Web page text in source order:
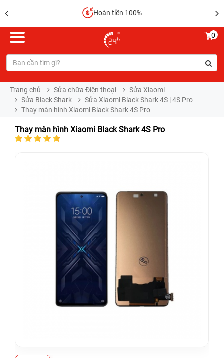
Hoàn tiền 100%
0
Trang chủ Sửa chữa Điện thoại
Sửa Xiaomi
Sửa Black Shark
Sửa Xiaomi Black Shark 4S | 4S Pro
Thay màn hình Xiaomi Black Shark 4S Pro
Thay màn hình Xiaomi Black Shark 4S Pro